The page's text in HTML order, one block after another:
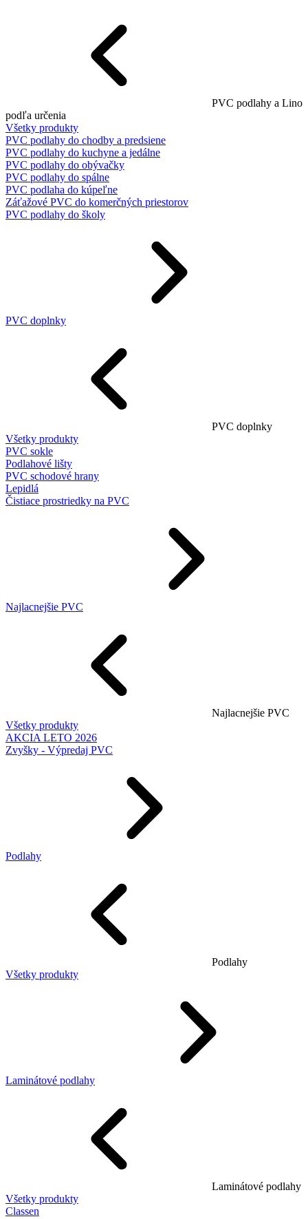
PVC podlahy a Lino
podľa určenia
Všetky produkty
PVC podlahy do chodby a predsiene
PVC podlahy do kuchyne a jedálne
PVC podlahy do obývačky
PVC podlahy do spálne
PVC podlaha do kúpeľne
Záťažové PVC do komerčných priestorov
PVC podlahy do školy
PVC doplnky
PVC doplnky
Všetky produkty
PVC sokle
Podlahové lišty
PVC schodové hrany
Lepidlá
Čistiace prostriedky na PVC
Najlacnejšie PVC
Najlacnejšie PVC
Všetky produkty
AKCIA LETO 2026
Zvyšky - Výpredaj PVC
Podlahy
Podlahy
Všetky produkty
Laminátové podlahy
Laminátové podlahy
Všetky produkty
Classen